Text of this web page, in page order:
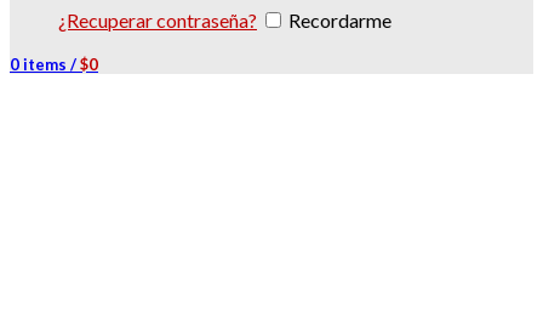
¿Recuperar contraseña? Recordarme
0items /$0